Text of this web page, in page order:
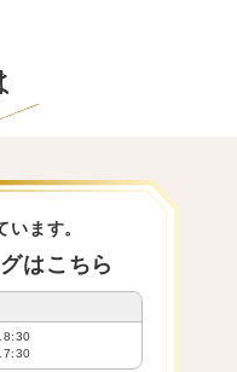
います。
はこちら